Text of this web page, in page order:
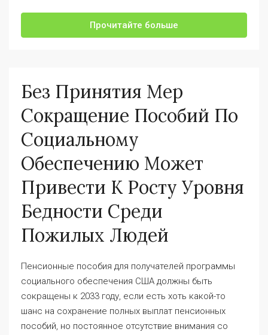
Прочитайте больше
Без Принятия Мер
Сокращение Пособий По
Социальному
Обеспечению Может
Привести К Росту Уровня
Бедности Среди
Пожилых Людей
Пенсионные пособия для получателей программы
социального обеспечения США должны быть
сокращены к 2033 году, если есть хоть какой-то
шанс на сохранение полных выплат пенсионных
пособий, но постоянное отсутствие внимания со